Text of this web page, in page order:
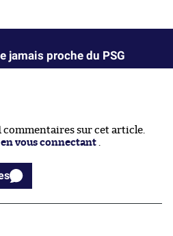
jamais proche du PSG
commentaires sur cet article.
en vous connectant